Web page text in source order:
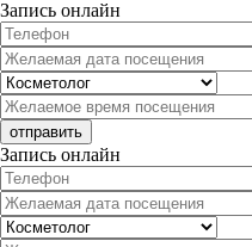
Запись онлайн
Запись онлайн